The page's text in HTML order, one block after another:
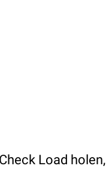
Load holen,